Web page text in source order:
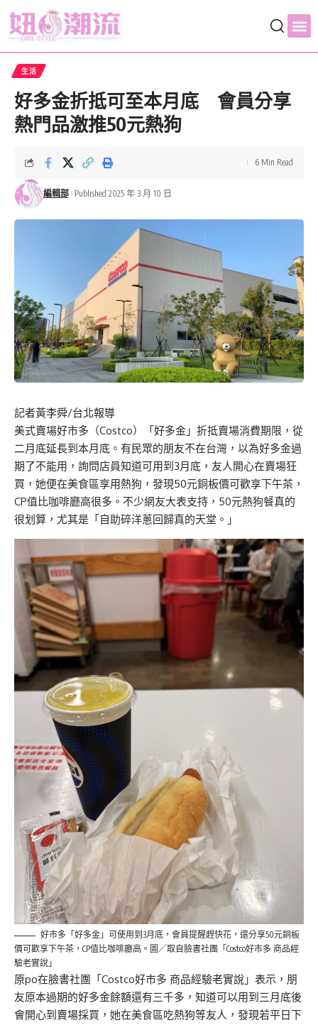
生活
好多金折抵可至本月底 會員分享
熱門品激推50元熱狗
編輯部 Published 2025 年 3 月 10 日
6 Min Read
記者黃李舜/台北報導
美式賣場好市多（Costco）「好多金」折抵賣場消費期限，從
二月底延長到本月底。有民眾的朋友不在台灣，以為好多金過
期了不能用，詢問店員知道可用到3月底，友人開心在賣場狂
買，她便在美食區享用熱狗，發現50元銅板價可歡享下午茶，
CP值比咖啡廳高很多。不少網友大表支持，50元熱狗餐真的
很划算，尤其是「自助碎洋蔥回歸真的天堂。」
好市多「好多金」可使用到3月底，會員提醒趕快花，還分享50元銅板
價可歡享下午茶，CP值比咖啡廳高。圖／取自臉書社團「Costco好市多 商品經
驗老實說」
原po在臉書社團「Costco好市多 商品經驗老實說」表示，朋
友原本過期的好多金餘額還有三千多，知道可以用到三月底後
會開心到賣場採買，她在美食區吃熱狗等友人，發現若平日下